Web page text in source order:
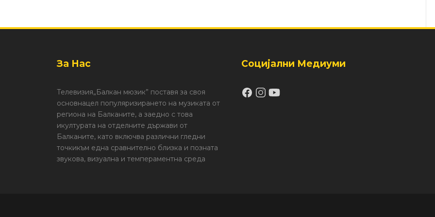
За Нас
Телевизия„Балкан мюзик” поставя за своя
основнацел популяризирането на музиката от
региона на Балканите, а заедно с това
икултурата на отделните държави от
Балканите, като включва различни гледни
точкикъм една сравнително близка и позната
звукова, визуална и темпераментна среда
Социјални Медиуми